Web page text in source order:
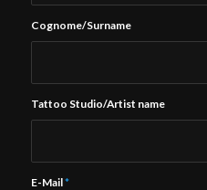
Cognome/Surname
Tattoo Studio/Artist name
E-Mail*